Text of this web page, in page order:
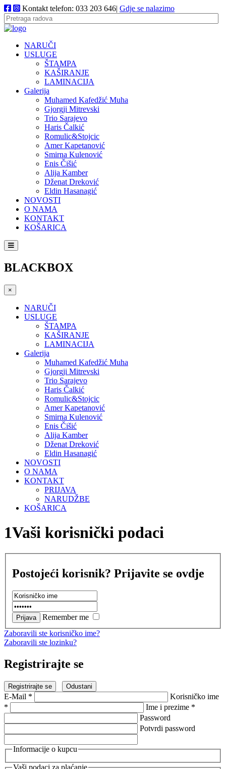
Kontakt telefon: 033 203 646| Gdje se nalazimo
NARUČI
USLUGE
ŠTAMPA
KAŠIRANJE
LAMINACIJA
Galerija
Muhamed Kafedžić Muha
Gjorgji Mitrevski
Trio Sarajevo
Haris Čalkić
Romulic&Stojcic
Amer Kapetanović
Smirna Kulenović
Enis Čišić
Alija Kamber
Dženat Dreković
Eldin Hasanagić
NOVOSTI
O NAMA
KONTAKT
KOŠARICA
BLACKBOX
×
NARUČI
USLUGE
ŠTAMPA
KAŠIRANJE
LAMINACIJA
Galerija
Muhamed Kafedžić Muha
Gjorgji Mitrevski
Trio Sarajevo
Haris Čalkić
Romulic&Stojcic
Amer Kapetanović
Smirna Kulenović
Enis Čišić
Alija Kamber
Dženat Dreković
Eldin Hasanagić
NOVOSTI
O NAMA
KONTAKT
PRIJAVA
NARUDŽBE
KOŠARICA
1Vaši korisnički podaci
Postojeći korisnik? Prijavite se ovdje
Remember me
Zaboravili ste korisničko ime?
Zaboravili ste lozinku?
Registrirajte se
Registrirajte se Odustani
E-Mail *
Korisničko ime
*
Ime i prezime *
Password
Potvrdi password
Informacije o kupcu
Vaši podaci za plaćanje